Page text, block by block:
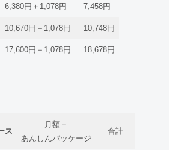
6,380円＋1,078円 7,458円
10,670円＋1,078円 10,748円
17,600円＋1,078円 18,678円
ス
月額＋
あんしんパッケージ
合計